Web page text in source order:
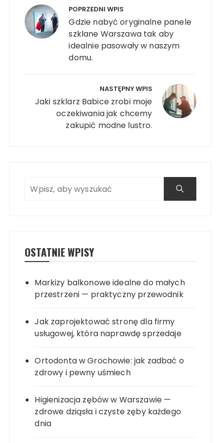
wpisu POPRZEDNI WPIS
Gdzie nabyć oryginalne panele
szklane Warszawa tak aby
idealnie pasowały w naszym
domu.
NASTĘPNY WPIS
Jaki szklarz Babice zrobi moje
oczekiwania jak chcemy
zakupić modne lustro.
OSTATNIE WPISY
Markizy balkonowe idealne do małych
przestrzeni — praktyczny przewodnik
Jak zaprojektować stronę dla firmy
usługowej, która naprawdę sprzedaje
Ortodonta w Grochowie: jak zadbać o
zdrowy i pewny uśmiech
Higienizacja zębów w Warszawie —
zdrowe dziąsła i czyste zęby każdego
dnia